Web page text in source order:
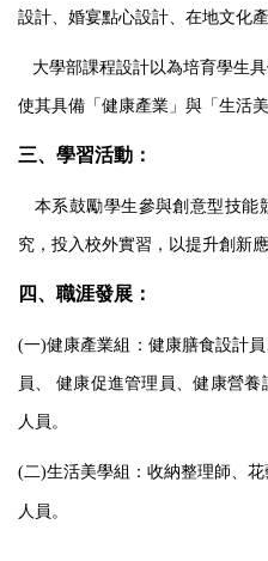
設計、婚宴點心設計、在地文化
大學部課程設計以為培育學生
使其具備「健康產業」與「生活
三、學習活動：
本系鼓勵學生參與創意型技能
究，投入校外實習，以提升創新
四、職涯發展：
(一)健康產業組：健康膳食設計
員、 健康促進管理員、健康營
人員。
(二)生活美學組：收納整理師、
人員。